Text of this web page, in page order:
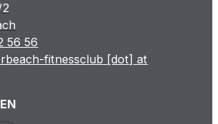
56 56
fitnessclub [dot] at